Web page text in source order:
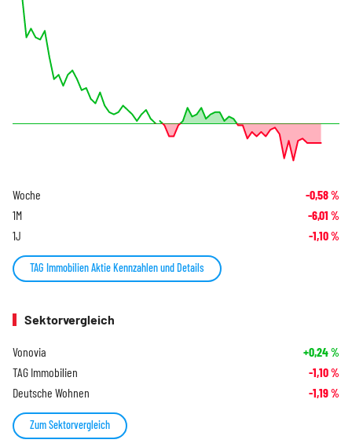
Woche -0,58%
1M -6,01 %
1J -1,10%
TAG Immobilien Aktie Kennzahlen und Details
Sektorvergleich
Vonovia +0,24%
TAG Immobilien -1,10%
Deutsche Wohnen -1,19%
Zum Sektorvergleich